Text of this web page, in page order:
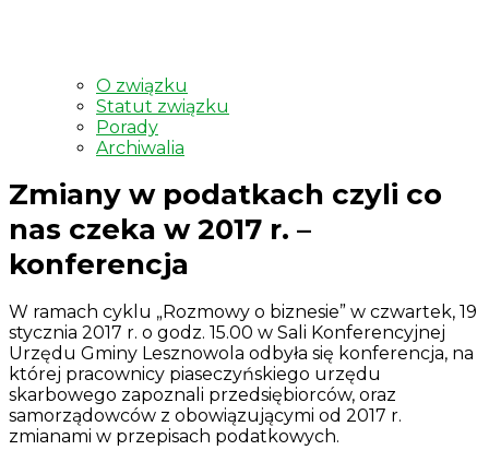
O związku
Statut związku
Porady
Archiwalia
Zmiany w podatkach czyli co
nas czeka w 2017 r. –
konferencja
W ramach cyklu „Rozmowy o biznesie” w czwartek, 19
stycznia 2017 r. o godz. 15.00 w Sali Konferencyjnej
Urzędu Gminy Lesznowola odbyła się konferencja, na
której pracownicy piaseczyńskiego urzędu
skarbowego zapoznali przedsiębiorców, oraz
samorządowców z obowiązującymi od 2017 r.
zmianami w przepisach podatkowych.